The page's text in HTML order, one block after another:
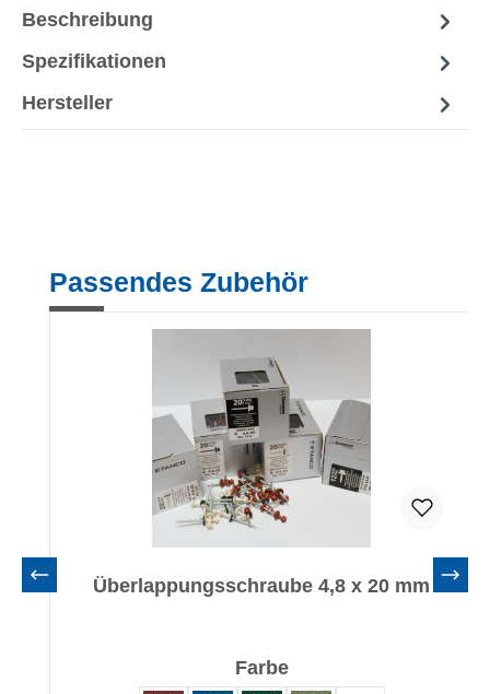
Beschreibung
Spezifikationen
Hersteller
Produktgalerie überspringen
Passendes Zubehör
Überlappungsschraube 4,8 x 20 mm
Farbeauswählen